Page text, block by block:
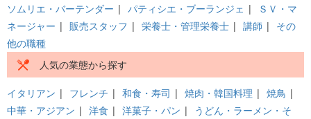
ソムリエ・バーテンダー | パティシエ・ブーランジェ |
ＳＶ・マ
ネージャー | 販売スタッフ | 栄養士・管理栄養士 | 講師 | その
他の職種
人気の業態から探す
イタリアン | フレンチ | 和食・寿司 | 焼肉・韓国料理 | 焼鳥 |
中華・アジアン | 洋食 | 洋菓子・パン |
うどん・ラーメン・そ